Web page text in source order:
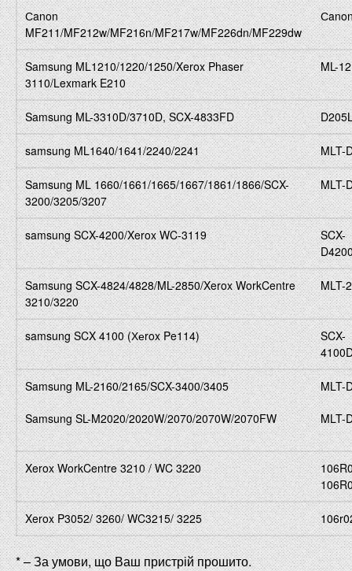
Сanon
MF211/MF212w/MF216n/MF217w/MF226dn/MF229dw
Samsung ML1210/1220/1250/Xerox Phaser
3110/Lexmark E210
ML-
Samsung ML-3310D/3710D, SCX-4833FD
samsung ML1640/1641/2240/2241 MLT-
Samsung ML 1660/1661/1665/1667/1861/1866/SCX-
3200/3205/3207
MLT-
samsung SCX-4200/Xerox WC-3119
SCX-
Samsung SCX-4824/4828/ML-2850/Xerox WorkCentre
3210/3220
MLT-
samsung SCX 4100 (Хеrox Pe114)
SCX-
Samsung ML-2160/2165/SCX-3400/3405
Samsung SL-M2020/2020W/2070/2070W/2070FW
MLT-
MLT-
Xerox WorkCentre 3210 / WC 3220
Xerox P3052/ 3260/ WC3215/ 3225
*–За умови, щоВаш пристрій прошито.